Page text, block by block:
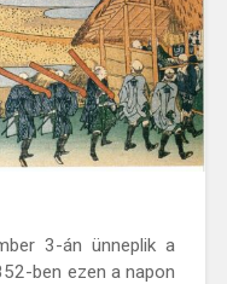
3-án ünneplik a
ben ezen a napon